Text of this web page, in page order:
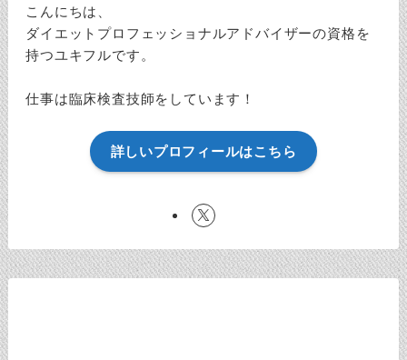
こんにちは、
ダイエットプロフェッショナルアドバイザーの資格を
持つユキフルです。
仕事は臨床検査技師をしています！
詳しいプロフィールはこちら